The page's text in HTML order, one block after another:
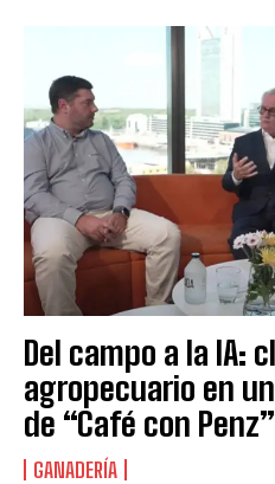
Del campo a la IA:
agropecuario en
de “Café con Penz”
GANADERÍA